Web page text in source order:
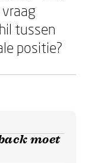
tussen
positie?
moet